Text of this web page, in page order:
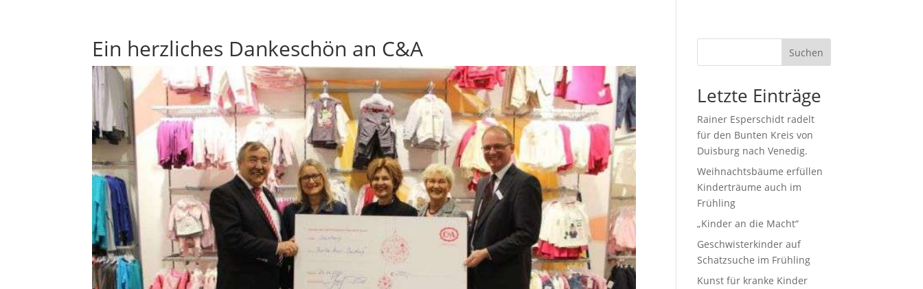
Ein herzliches Dankeschön an C&A Suchen
Letzte Einträge
Rainer Esperschidt radelt
für den Bunten Kreis von
Duisburg nach Venedig.
Weihnachtsbäume erfüllen
Kinderträume auch im
Frühling
„Kinder an die Macht“
Geschwisterkinder auf
Schatzsuche im Frühling
Kunst für kranke Kinder